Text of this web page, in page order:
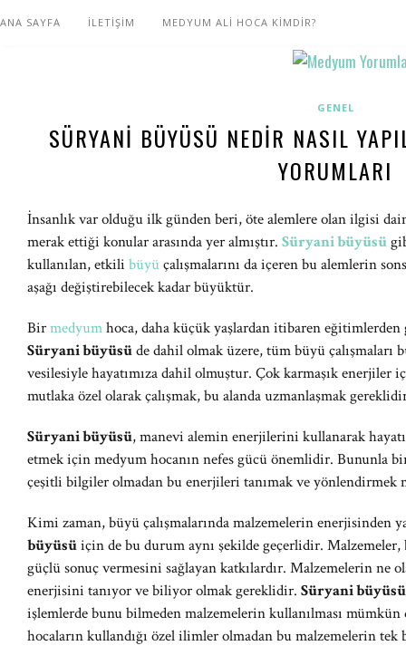
ANA SAYFA İLETİŞİM MEDYUM ALİ HOCA KİMDİR?
GENEL
SÜRYANI BÜYÜSÜ NEDIR NASIL
YORUMLARI
İnsanlık var olduğu ilk günden beri, öte alemlere olan ilgisi
merak ettiği konular arasında yer almıştır. Süryani büyüsü
kullanılan, etkili büyü çalışmalarını da içeren bu alemlerin
aşağı değiştirebilecek kadar büyüktür.
Birmedyumhoca, daha küçük yaşlardan itibaren eğitimlerden
Süryani büyüsüde dahil olmak üzere, tüm büyü çalışmaları
vesilesiyle hayatımıza dahil olmuştur. Çok karmaşık enerjiler
mutlaka özel olarak çalışmak, bu alanda uzmanlaşmak
Süryani büyüsü, manevi alemin enerjilerini kullanarak
etmek için medyum hocanın nefes gücü önemlidir. Bununla
çeşitli bilgiler olmadan bu enerjileri tanımak ve yönlendirmek
Kimi zaman, büyü çalışmalarında malzemelerin enerjisinden
büyüsüiçin de bu durum aynı şekilde geçerlidir.
güçlü sonuç vermesini sağlayan katkılardır. Malzemelerin ne
enerjisini tanıyor ve biliyor olmak gereklidir. Süryani büyüsü
işlemlerde bunu bilmeden malzemelerin kullanılması
hocaların kullandığı özel ilimler olmadan bu malzemelerin tek